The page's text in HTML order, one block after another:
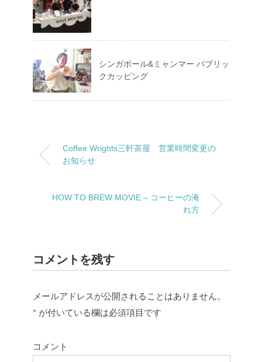
シンガポール&ミャンマー パブリッ
クカッピング
Coffee Wrights三軒茶屋 営業時間変更の
お知らせ
HOW TO BREW MOVIE – コーヒーの淹
れ方
コメントを残す
メールアドレスが公開されることはありません。
* が付いている欄は必須項目です
コメント